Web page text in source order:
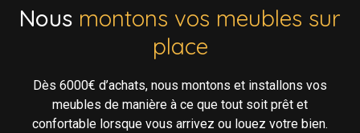
Nous montons vos meubles sur
place
Dès 6000€ d’achats, nous montons et installons vos
meubles de manière à ce que tout soit prêt et
confortable lorsque vous arrivez ou louez votre bien.